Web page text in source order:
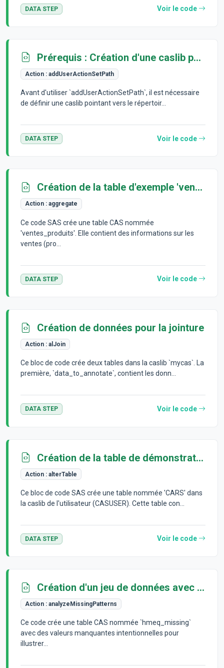
DATA STEP Voir le code
Prérequis : Création d'une caslib pour les jeux d'actions
Action : addUserActionSetPath
Avant d'utiliser `addUserActionSetPath`, il est nécessaire
de définir une caslib pointant vers le répertoir...
DATA STEP Voir le code
Création de la table d'exemple 'ventes_produits'
Action : aggregate
Ce code SAS crée une table CAS nommée
'ventes_produits'. Elle contient des informations sur les
ventes (pro...
DATA STEP Voir le code
Création de données pour la jointure
Action : alJoin
Ce bloc de code crée deux tables dans la caslib `mycas`. La
première, `data_to_annotate`, contient les donn...
DATA STEP Voir le code
Création de la table de démonstration 'CARS'
Action : alterTable
Ce bloc de code SAS crée une table nommée 'CARS' dans
la caslib de l'utilisateur (CASUSER). Cette table con...
DATA STEP Voir le code
Création d'un jeu de données avec des valeurs manquantes
Action : analyzeMissingPatterns
Ce code crée une table CAS nommée `hmeq_missing`
avec des valeurs manquantes intentionnelles pour
illustrer...